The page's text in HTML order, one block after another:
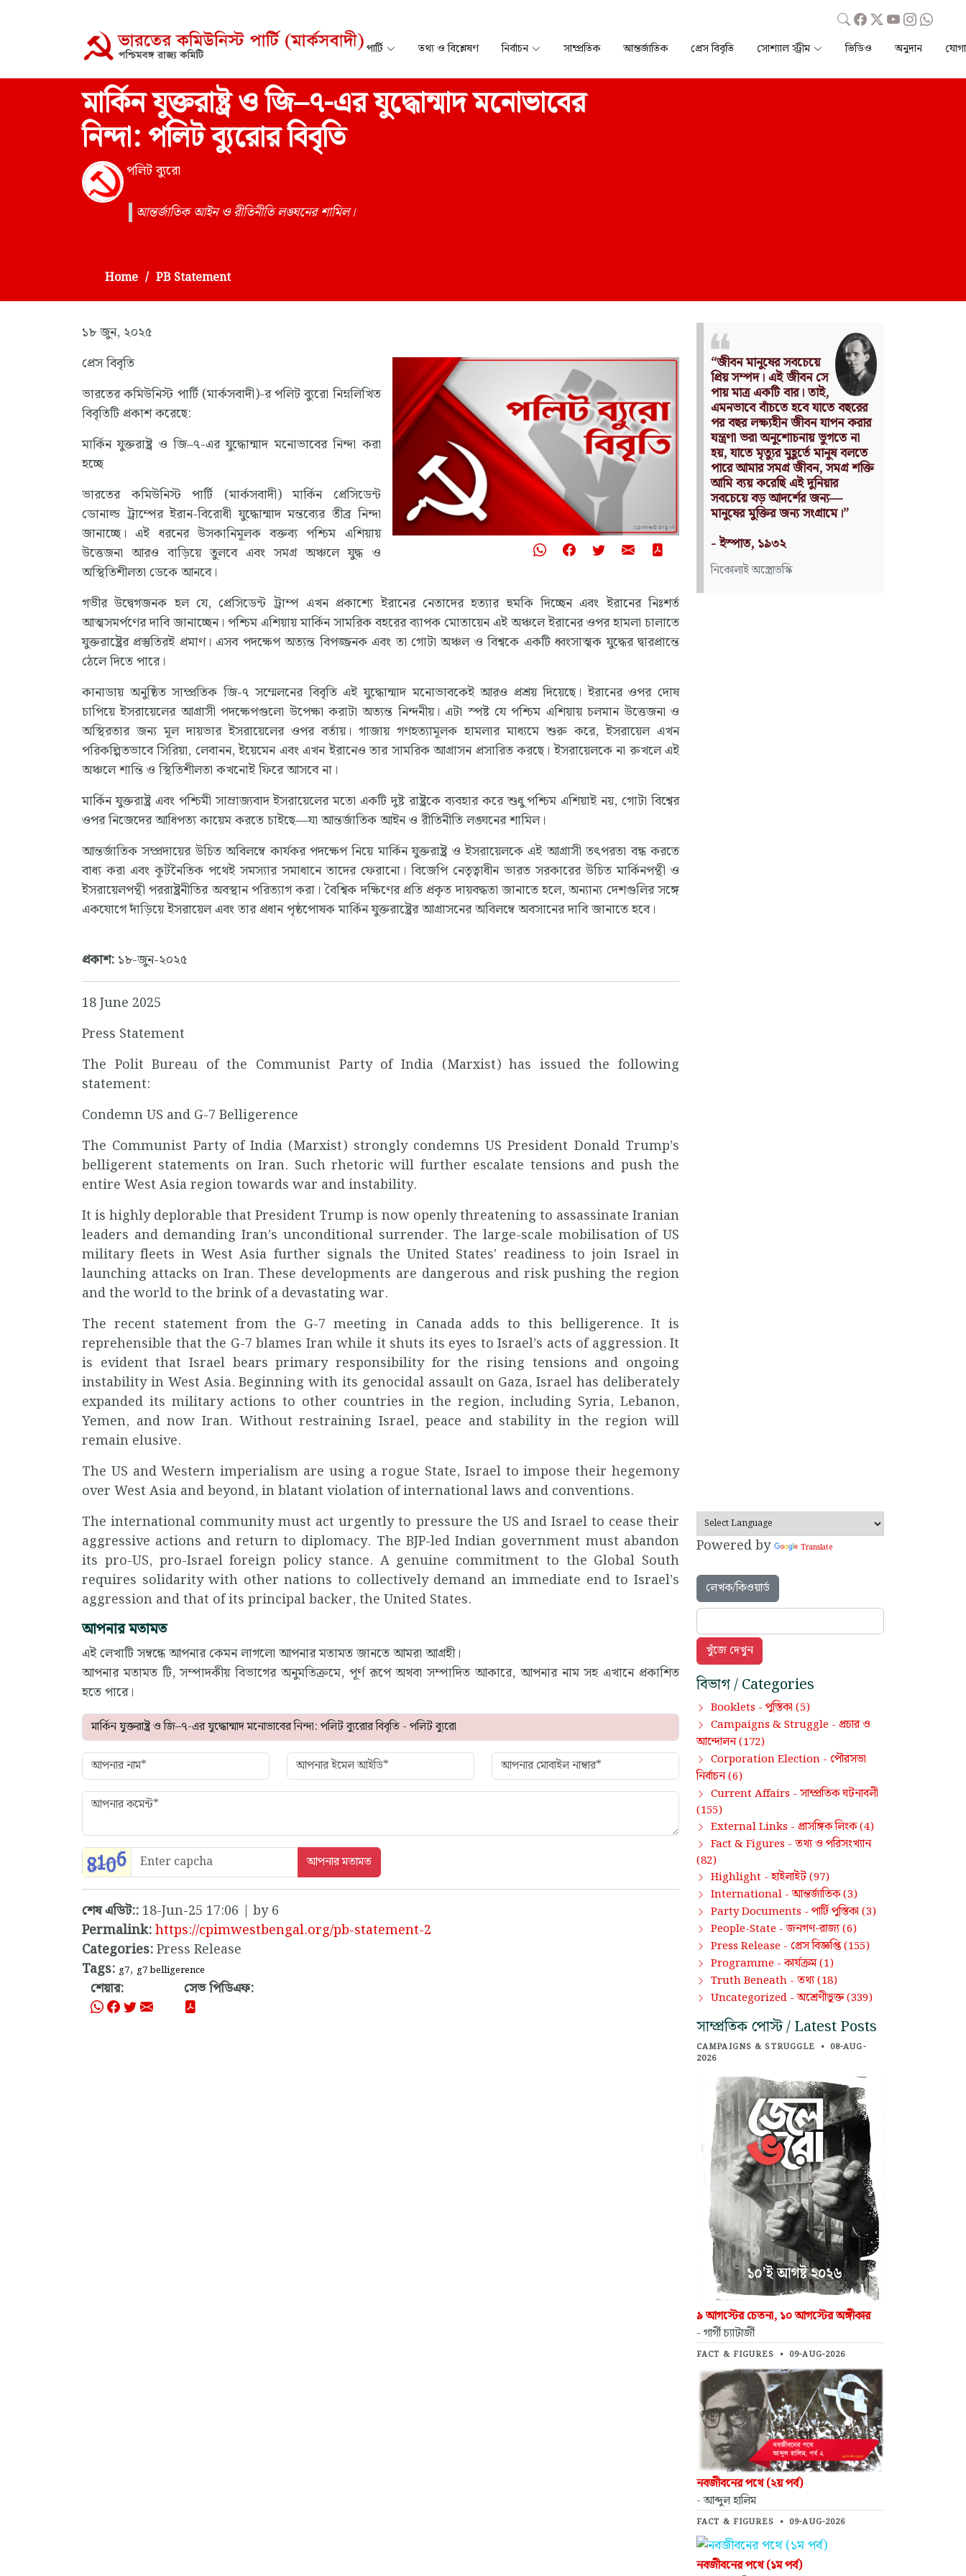
পার্টি তথ্য ও বিশ্লেষণ নির্বাচন সাম্প্রতিক আন্তর্জাতিক প্রেস বিবৃতি সোশ্যাল স্ট্রীম ভিডিও অনুদান
মার্কিন যুক্তরাষ্ট্র ও জি–৭-এর যুদ্ধোন্মাদ মনোভাবের
নিন্দা: পলিট ব্যুরোর বিবৃতি
পলিট ব্যুরো
আন্তর্জাতিক আইন ও রীতিনীতি লঙ্ঘনের শামিল।
Home PB Statement
১৮ জুন, ২০২৫
প্রেস বিবৃতি
ভারতের কমিউনিস্ট পার্টি (মার্কসবাদী)-র পলিট ব্যুরো নিম্নলিখিত
বিবৃতিটি প্রকাশ করেছে:
মার্কিন যুক্তরাষ্ট্র ও জি–৭-এর যুদ্ধোন্মাদ মনোভাবের নিন্দা করা
হচ্ছে
ভারতের কমিউনিস্ট পার্টি (মার্কসবাদী) মার্কিন প্রেসিডেন্ট
ডোনাল্ড ট্রাম্পের ইরান-বিরোধী যুদ্ধোন্মাদ মন্তব্যের তীব্র নিন্দা
জানাচ্ছে। এই ধরনের উসকানিমূলক বক্তব্য পশ্চিম এশিয়ায়
উত্তেজনা আরও বাড়িয়ে তুলবে এবং সমগ্র অঞ্চলে যুদ্ধ ও
অস্থিতিশীলতা ডেকে আনবে।
গভীর উদ্বেগজনক হল যে, প্রেসিডেন্ট ট্রাম্প এখন প্রকাশ্যে ইরানের নেতাদের হত্যার হুমকি দিচ্ছেন এবং ইরানের নিঃশর্ত
আত্মসমর্পণের দাবি জানাচ্ছেন। পশ্চিম এশিয়ায় মার্কিন সামরিক বহরের ব্যাপক মোতায়েন এই অঞ্চলে ইরানের ওপর হামলা চালাতে
যুক্তরাষ্ট্রের প্রস্তুতিরই প্রমাণ। এসব পদক্ষেপ অত্যন্ত বিপজ্জনক এবং তা গোটা অঞ্চল ও বিশ্বকে একটি ধ্বংসাত্মক যুদ্ধের দ্বারপ্রান্তে
ঠেলে দিতে পারে।
কানাডায় অনুষ্ঠিত সাম্প্রতিক জি-৭ সম্মেলনের বিবৃতি এই যুদ্ধোন্মাদ মনোভাবকেই আরও প্রশ্রয় দিয়েছে। ইরানের ওপর দোষ
চাপিয়ে ইসরায়েলের আগ্রাসী পদক্ষেপগুলো উপেক্ষা করাটা অত্যন্ত নিন্দনীয়। এটা স্পষ্ট যে পশ্চিম এশিয়ায় চলমান উত্তেজনা ও
অস্থিরতার জন্য মূল দায়ভার ইসরায়েলের ওপর বর্তায়। গাজায় গণহত্যামূলক হামলার মাধ্যমে শুরু করে, ইসরায়েল এখন
পরিকল্পিতভাবে সিরিয়া, লেবানন, ইয়েমেন এবং এখন ইরানেও তার সামরিক আগ্রাসন প্রসারিত করছে। ইসরায়েলকে না রুখলে এই
অঞ্চলে শান্তি ও স্থিতিশীলতা কখনোই ফিরে আসবে না।
মার্কিন যুক্তরাষ্ট্র এবং পশ্চিমী সাম্রাজ্যবাদ ইসরায়েলের মতো একটি দুষ্ট রাষ্ট্রকে ব্যবহার করে শুধু পশ্চিম এশিয়াই নয়, গোটা বিশ্বের
ওপর নিজেদের আধিপত্য কায়েম করতে চাইছে—যা আন্তর্জাতিক আইন ও রীতিনীতি লঙ্ঘনের শামিল।
আন্তর্জাতিক সম্প্রদায়ের উচিত অবিলম্বে কার্যকর পদক্ষেপ নিয়ে মার্কিন যুক্তরাষ্ট্র ও ইসরায়েলকে এই আগ্রাসী তৎপরতা বন্ধ করতে
বাধ্য করা এবং কূটনৈতিক পথেই সমস্যার সমাধানে তাদের ফেরানো। বিজেপি নেতৃত্বাধীন ভারত সরকারের উচিত মার্কিনপন্থী ও
ইসরায়েলপন্থী পররাষ্ট্রনীতির অবস্থান পরিত্যাগ করা। বৈশ্বিক দক্ষিণের প্রতি প্রকৃত দায়বদ্ধতা জানাতে হলে, অন্যান্য দেশগুলির সঙ্গে
একযোগে দাঁড়িয়ে ইসরায়েল এবং তার প্রধান পৃষ্ঠপোষক মার্কিন যুক্তরাষ্ট্রের আগ্রাসনের অবিলম্বে অবসানের দাবি জানাতে হবে।
প্রকাশ: ১৮-জুন-২০২৫
18 June 2025
Press Statement
The Polit Bureau of the Communist Party of India (Marxist) has issued the following
statement:
Condemn US and G-7 Belligerence
The Communist Party of India (Marxist) strongly condemns US President Donald Trump’s
belligerent statements on Iran. Such rhetoric will further escalate tensions and push the
entire West Asia region towards war and instability.
It is highly deplorable that President Trump is now openly threatening to assassinate Iranian
leaders and demanding Iran’s unconditional surrender. The large-scale mobilisation of US
military fleets in West Asia further signals the United States' readiness to join Israel in
launching attacks on Iran. These developments are dangerous and risk pushing the region
and the world to the brink of a devastating war.
The recent statement from the G-7 meeting in Canada adds to this belligerence. It is
reprehensible that the G-7 blames Iran while it shuts its eyes to Israel’s acts of aggression. It
is evident that Israel bears primary responsibility for the rising tensions and ongoing
instability in West Asia. Beginning with its genocidal assault on Gaza, Israel has deliberately
expanded its military actions to other countries in the region, including Syria, Lebanon,
Yemen, and now Iran. Without restraining Israel, peace and stability in the region will
remain elusive.
The US and Western imperialism are using a rogue State, Israel to impose their hegemony
over West Asia and beyond, in blatant violation of international laws and conventions.
The international community must act urgently to pressure the US and Israel to cease their
aggressive actions and return to diplomacy. The BJP-led Indian government must abandon
its pro-US, pro-Israel foreign policy stance. A genuine commitment to the Global South
requires solidarity with other nations to collectively demand an immediate end to Israel’s
aggression and that of its principal backer, the United States.
আপনার মতামত
এই লেখাটি সম্বন্ধে আপনার কেমন লাগলো আপনার মতামত জানতে আমরা আগ্রহী।
আপনার মতামত টি, সম্পাদকীয় বিভাগের অনুমতিক্রমে, পূর্ণ রূপে অথবা সম্পাদিত আকারে, আপনার নাম সহ এখানে প্রকাশিত
হতে পারে।
শেষ এডিট:: 18-Jun-25 17:06 | by 6
Permalink:https://cpimwestbengal.org/pb-statement-2
Categories:Press Release
Tags: g7, g7 belligerence
শেয়ার: সেভ পিডিএফ:
Nothing can have value
without being an object of
utility.
Source: Das Kapital
(Volume I, Chapter 1)
কার্ল মার্কস
Powered by Translate
লেখক/কিওয়ার্ড
বিভাগ / Categories
Booklets - পুস্তিকা (5)
Campaigns & Struggle - প্রচার ও
আন্দোলন(172)
Corporation Election - পৌরসভা
নির্বাচন(6)
Current Affairs - সাম্প্রতিক ঘটনাবলী
(155)
External Links - প্রাসঙ্গিক লিংক(4)
Fact & Figures - তথ্য ও পরিসংখ্যান
(82)
Highlight -হাইলাইট(97)
International -আন্তর্জাতিক(3)
Party Documents - পার্টি পুস্তিকা (3)
People-State -জনগণ-রাজ্য(6)
Press Release - প্রেস বিজ্ঞপ্তি(155)
Programme -কার্যক্রম(1)
Truth Beneath - তথ্য(18)
Uncategorized -অশ্রেণীভুক্ত(339)
সাম্প্রতিক পোস্ট / Latest Posts
CAMPAIGNS & STRUGGLE • 08-AUG-
2026
৯ আগস্টের চেতনা, ১০ আগস্টের অঙ্গীকার
- গার্গী চ্যাটার্জী
FACT & FIGURES • 09-AUG-2026
নবজীবনের পথে (২য় পর্ব)
- আব্দুল হালিম
FACT & FIGURES • 09-AUG-2026
নবজীবনের পথে (১ম পর্ব)